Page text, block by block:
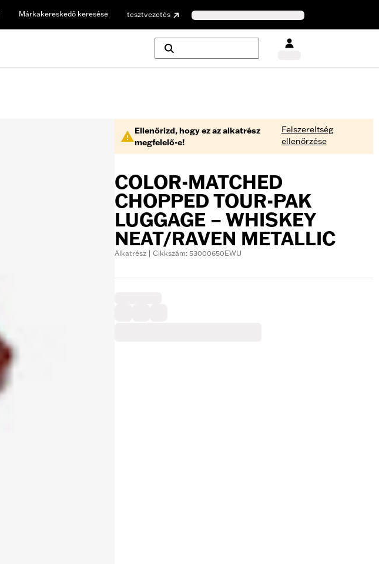
Márkakereskedő keresése tesztvezetés
Ellenőrizd, hogy ez az alkatrész
megfelelő-e!
Felszereltség
ellenőrzése
COLOR-MATCHED
CHOPPED TOUR-PAK
LUGGAGE – WHISKEY
NEAT/RAVEN METALLIC
Alkatrész | Cikkszám: 53000650EWU